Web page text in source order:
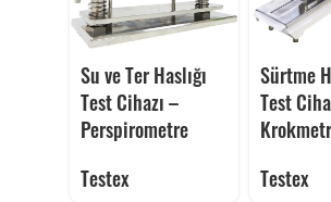
Su ve Ter Haslığı
Test Cihazı –
Perspirometre
Testex
Sürtme
Test
Testex